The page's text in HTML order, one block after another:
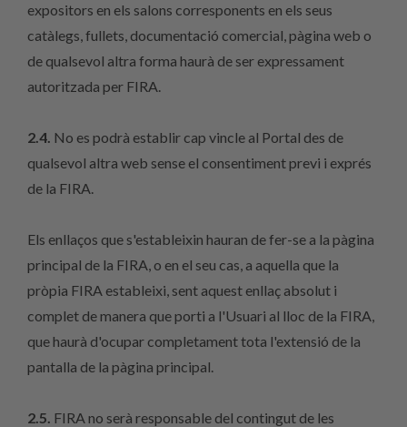
expositors en els salons corresponents en els seus
catàlegs, fullets, documentació comercial, pàgina web o
de qualsevol altra forma haurà de ser expressament
autoritzada per FIRA.
2.4. No es podrà establir cap vincle al Portal des de
qualsevol altra web sense el consentiment previ i exprés
de la FIRA.
Els enllaços que s'estableixin hauran de fer-se a la pàgina
principal de la FIRA, o en el seu cas, a aquella que la
pròpia FIRA estableixi, sent aquest enllaç absolut i
complet de manera que porti a l'Usuari al lloc de la FIRA,
que haurà d'ocupar completament tota l'extensió de la
pantalla de la pàgina principal.
2.5. FIRA no serà responsable del contingut de les